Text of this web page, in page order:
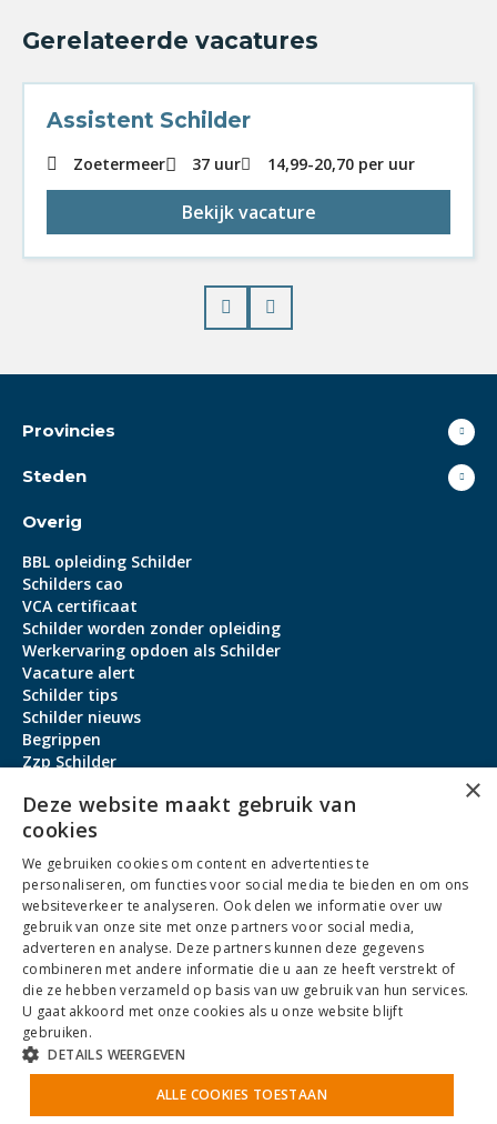
Gerelateerde vacatures
Assistent Schilder
Zoetermeer 37 uur 14,99-20,70 per uur
Bekijk vacature
Prev
Provincies
Steden
Overig
BBL opleiding Schilder
Schilders cao
VCA certificaat
Schilder worden zonder opleiding
Werkervaring opdoen als Schilder
Vacature alert
Schilder tips
Schilder nieuws
Begrippen
Zzp Schilder
Contact
Over ons
service@schildervacature.nl
088-7060801
Facebook
YoutubeLinkedInInstagram
Algemene VoorwaardenPrivacybeleid
AntidiscriminatiebeleidCookiesSitemapNoBrothers
×
Deze website maakt gebruik van
cookies
We gebruiken cookies om content en advertenties te
personaliseren, om functies voor social media te bieden en om ons
websiteverkeer te analyseren. Ook delen we informatie over uw
gebruik van onze site met onze partners voor social media,
adverteren en analyse. Deze partners kunnen deze gegevens
combineren met andere informatie die u aan ze heeft verstrekt of
die ze hebben verzameld op basis van uw gebruik van hun services.
U gaat akkoord met onze cookies als u onze website blijft
gebruiken.
DETAILS WEERGEVEN
ALLE COOKIES TOESTAAN